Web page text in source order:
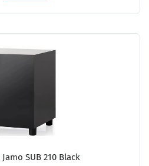
Jamo SUB 210 Black